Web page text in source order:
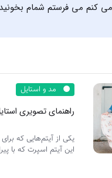
کنم می فرستم شمام بخونید
مد و استایل
راهنمای تصویری
یکی از آیتم‌هایی که
این آیتم اسپرت که با